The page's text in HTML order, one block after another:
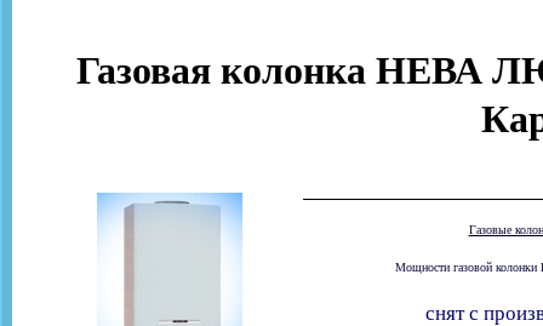
Газовая колонка НЕВА
Газовые
Мощности газовой
снят с